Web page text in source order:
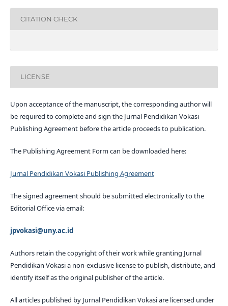
CITATION CHECK
LICENSE
Upon acceptance of the manuscript, the corresponding author will
be required to complete and sign the Jurnal Pendidikan Vokasi
Publishing Agreement before the article proceeds to publication.
The Publishing Agreement Form can be downloaded here:
Jurnal Pendidikan Vokasi Publishing Agreement
The signed agreement should be submitted electronically to the
Editorial Office via email:
jpvokasi@uny.ac.id
Authors retain the copyright of their work while granting Jurnal
Pendidikan Vokasi a non-exclusive license to publish, distribute, and
identify itself as the original publisher of the article.
All articles published by Jurnal Pendidikan Vokasi are licensed under